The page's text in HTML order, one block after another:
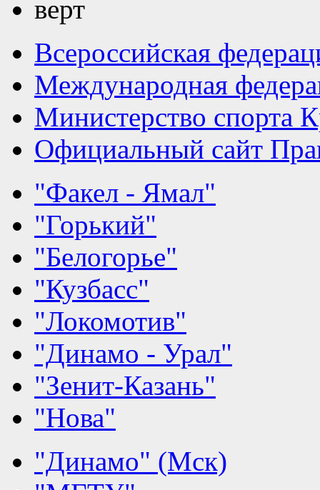
Всероссийская
Международная
Министерство спорта
Официальный сайт
"Факел - Ямал"
"Горький"
"Белогорье"
"Кузбасс"
"Локомотив"
"Динамо - Урал"
"Зенит-Казань"
"Нова"
"Динамо" (Мск)